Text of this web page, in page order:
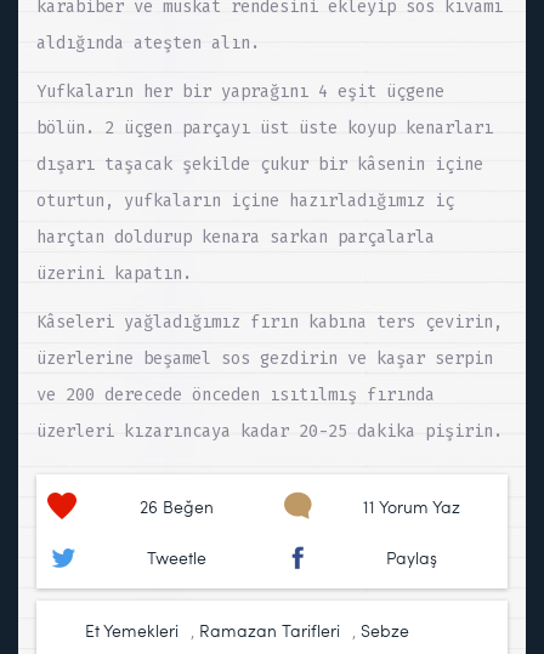
karabiber ve muskat rendesini ekleyip sos kıvamı
aldığında ateşten alın.
Yufkaların her bir yaprağını 4 eşit üçgene
bölün. 2 üçgen parçayı üst üste koyup kenarları
dışarı taşacak şekilde çukur bir kâsenin içine
oturtun, yufkaların içine hazırladığımız iç
harçtan doldurup kenara sarkan parçalarla
üzerini kapatın.
Kâseleri yağladığımız fırın kabına ters çevirin,
üzerlerine beşamel sos gezdirin ve kaşar serpin
ve 200 derecede önceden ısıtılmış fırında
üzerleri kızarıncaya kadar 20-25 dakika pişirin.
26 Beğen 11 Yorum Yaz
Tweetle Paylaş
Et Yemekleri , Ramazan Tarifleri , Sebze